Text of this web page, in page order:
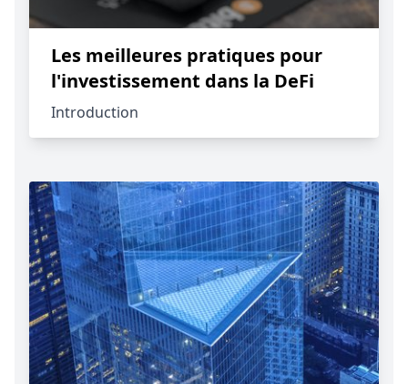
Les meilleures pratiques pour
l'investissement dans la DeFi
Introduction